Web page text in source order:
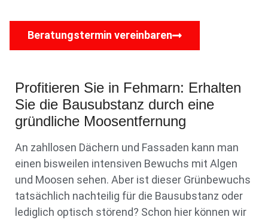
Beratungstermin vereinbaren
Profitieren Sie in Fehmarn: Erhalten
Sie die Bausubstanz durch eine
gründliche Moosentfernung
An zahllosen Dächern und Fassaden kann man
einen bisweilen intensiven Bewuchs mit Algen
und Moosen sehen. Aber ist dieser Grünbewuchs
tatsächlich nachteilig für die Bausubstanz oder
lediglich optisch störend? Schon hier können wir